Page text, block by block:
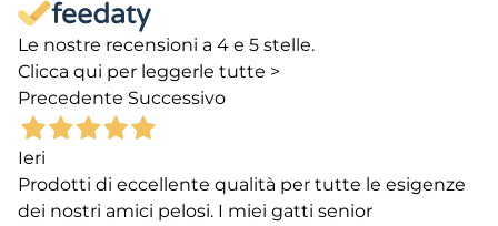
Le nostre recensioni a 4 e 5 stelle.
Clicca qui per leggerle tutte >
Precedente Successivo
Ieri
Prodotti di eccellente qualità per tutte le esigenze
dei nostri amici pelosi. I miei gatti senior